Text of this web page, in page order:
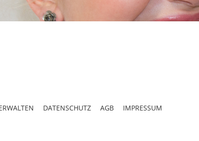
DATENSCHUTZ AGB
IMPRESSUM